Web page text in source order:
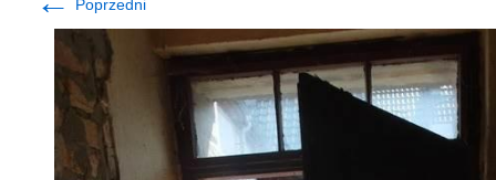
Poprzedni